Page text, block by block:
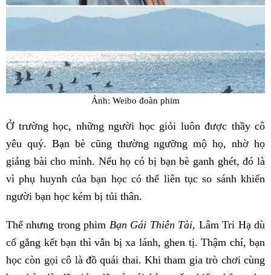
Ảnh: Weibo đoàn phim
Ở trường học, những người học giỏi luôn được thầy cô
yêu quý. Bạn bè cũng thường ngưỡng mộ họ, nhờ họ
giảng bài cho mình. Nếu họ có bị bạn bè ganh ghét, đó là
vì phụ huynh của bạn học có thể liên tục so sánh khiến
người bạn học kém bị tủi thân.
Thế nhưng trong phim Bạn Gái Thiên Tài, Lâm Tri Hạ dù
cố gắng kết bạn thì vẫn bị xa lánh, ghen tị. Thậm chí, bạn
học còn gọi cô là đồ quái thai. Khi tham gia trò chơi cùng